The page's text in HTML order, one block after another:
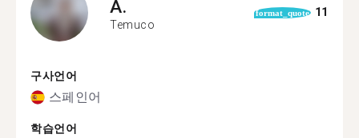
A.
Temuco
format_quote 11
구사언어
스페인어
학습언어